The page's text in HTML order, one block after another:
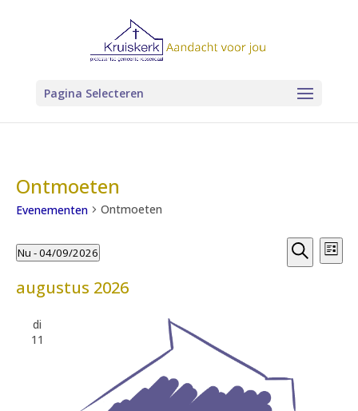
Pagina Selecteren
Ontmoeten
Evenementen Ontmoeten
Evenementen
Zoeken
Zoeken
Lijst
Nu - 04/09/2026
een
augustus 2026
di
11